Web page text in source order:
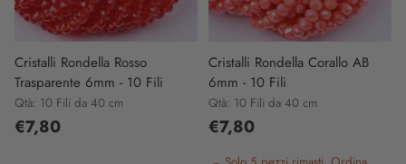
Cristalli Rondella Rosso
Trasparente 6mm - 10 Fili
Qtà: 10 Fili da 40 cm
€7,80
Cristalli Rondella Corallo AB
6mm - 10 Fili
Qtà: 10 Fili da 40 cm
€7,80